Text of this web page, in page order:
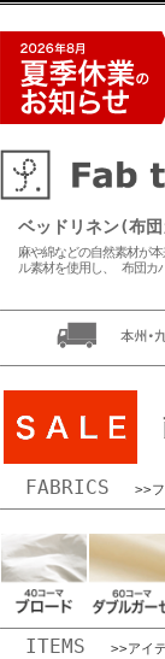
ベッドリネン(布
麻や綿などの自然素材が
ル素材を使用し、 布団カ
FABRICS >>フ
ITEMS >>アイ